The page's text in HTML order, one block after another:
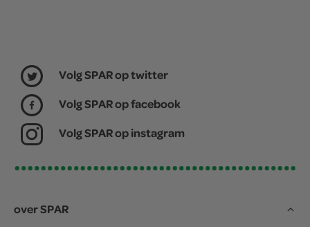
Volg SPAR op twitter
Volg SPAR op facebook
Volg SPAR op instagram
over SPAR